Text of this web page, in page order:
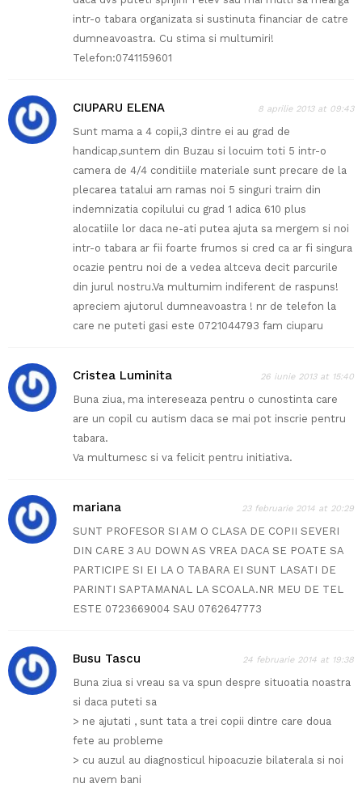
intr-o tabara organizata si sustinuta financiar de catre
dumneavoastra. Cu stima si multumiri!
Telefon:0741159601
CIUPARU ELENA 8 aprilie 2013 at 09:43
Sunt mama a 4 copii,3 dintre ei au grad de
handicap,suntem din Buzau si locuim toti 5 intr-o
camera de 4/4 conditiile materiale sunt precare de la
plecarea tatalui am ramas noi 5 singuri traim din
indemnizatia copilului cu grad 1 adica 610 plus
alocatiile lor daca ne-ati putea ajuta sa mergem si noi
intr-o tabara ar fii foarte frumos si cred ca ar fi singura
ocazie pentru noi de a vedea altceva decit parcurile
din jurul nostru.Va multumim indiferent de raspuns!
apreciem ajutorul dumneavoastra ! nr de telefon la
care ne puteti gasi este 0721044793 fam ciuparu
Cristea Luminita 26 iunie 2013 at 15:40
Buna ziua, ma intereseaza pentru o cunostinta care
are un copil cu autism daca se mai pot inscrie pentru
tabara.
Va multumesc si va felicit pentru initiativa.
mariana 23 februarie 2014 at 20:29
SUNT PROFESOR SI AM O CLASA DE COPII SEVERI
DIN CARE 3 AU DOWN AS VREA DACA SE POATE SA
PARTICIPE SI EI LA O TABARA EI SUNT LASATI DE
PARINTI SAPTAMANAL LA SCOALA.NR MEU DE TEL
ESTE 0723669004 SAU 0762647773
Busu Tascu 24 februarie 2014 at 19:38
Buna ziua si vreau sa va spun despre situoatia noastra
si daca puteti sa
> ne ajutati , sunt tata a trei copii dintre care doua
fete au probleme
> cu auzul au diagnosticul hipoacuzie bilaterala si noi
nu avem bani